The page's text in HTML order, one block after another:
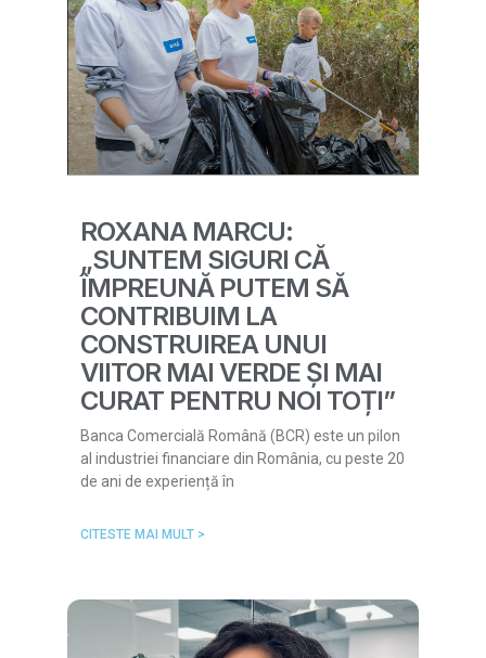
ROXANA MARCU:
„SUNTEM SIGURI CĂ
ÎMPREUNĂ PUTEM SĂ
CONTRIBUIM LA
CONSTRUIREA UNUI
VIITOR MAI VERDE ȘI MAI
CURAT PENTRU NOI TOȚI”
Banca Comercială Română (BCR) este un pilon
al industriei financiare din România, cu peste 20
de ani de experiență în
CITESTE MAI MULT >